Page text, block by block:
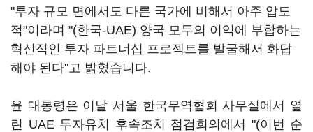
"투자 규모 면에서도 다른 국가에 비해서 아주 압도
적"이라며 "(한국-UAE) 양국 모두의 이익에 부합하는
혁신적인 투자 파트너십 프로젝트를 발굴해서 화답
해야 된다"고 밝혔습니다.
윤 대통령은 이날 서울 한국무역협회 사무실에서 열
린 UAE 투자유치 후속조치 점검회의에서 "(이번 순